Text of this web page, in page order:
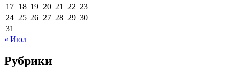
17 18 19 20 21 22 23
24 25 26 27 28 29 30
31
« Июл
Рубрики